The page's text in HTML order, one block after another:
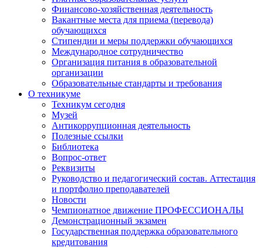
Финансово-хозяйственная деятельность
Вакантные места для приема (перевода)
обучающихся
Стипендии и меры поддержки обучающихся
Международное сотрудничество
Организация питания в образовательной
организации
Образовательные стандарты и требования
О техникуме
Техникум сегодня
Музей
Антикоррупционная деятельность
Полезные ссылки
Библиотека
Вопрос-ответ
Реквизиты
Руководство и педагогический состав. Аттестация
и портфолио преподавателей
Новости
Чемпионатное движение ПРОФЕССИОНАЛЫ
Демонстрационный экзамен
Государственная поддержка образовательного
кредитования